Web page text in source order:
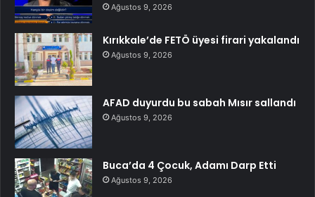
Ağustos 9, 2026
Kırıkkale’de FETÖ üyesi firari yakalandı
Ağustos 9, 2026
AFAD duyurdu bu sabah Mısır sallandı
Ağustos 9, 2026
Buca’da 4 Çocuk, Adamı Darp Etti
Ağustos 9, 2026